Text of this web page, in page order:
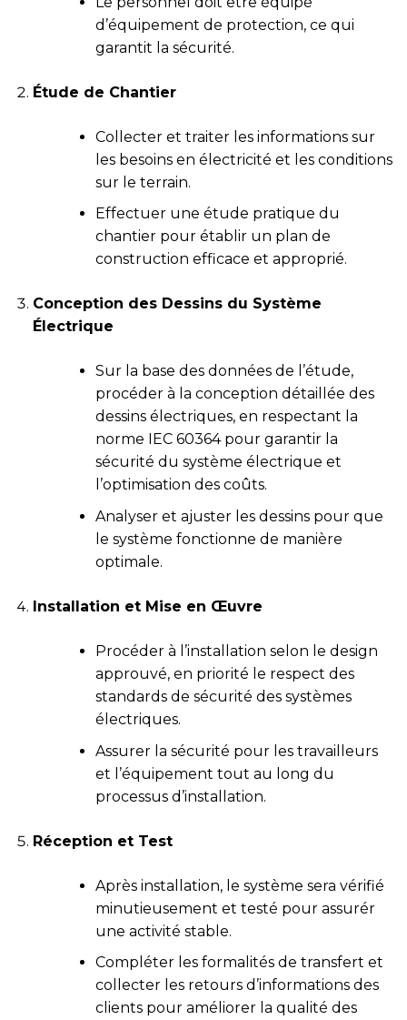
d’équipement de protection, ce qui
garantit la sécurité.
Étude de Chantier
Collecter et traiter les informations sur
les besoins en électricité et les conditions
sur le terrain.
Effectuer une étude pratique du
chantier pour établir un plan de
construction efficace et approprié.
Conception des Dessins du Système
Électrique
Sur la base des données de l’étude,
procéder à la conception détaillée des
dessins électriques, en respectant la
norme IEC 60364 pour garantir la
sécurité du système électrique et
l’optimisation des coûts.
Analyser et ajuster les dessins pour que
le système fonctionne de manière
optimale.
Installation et Mise en Œuvre
Procéder à l’installation selon le design
approuvé, en priorité le respect des
standards de sécurité des systèmes
électriques.
Assurer la sécurité pour les travailleurs
et l’équipement tout au long du
processus d’installation.
Réception et Test
Après installation, le système sera vérifié
minutieusement et testé pour assurér
une activité stable.
Compléter les formalités de transfert et
collecter les retours d’informations des
clients pour améliorer la qualité des